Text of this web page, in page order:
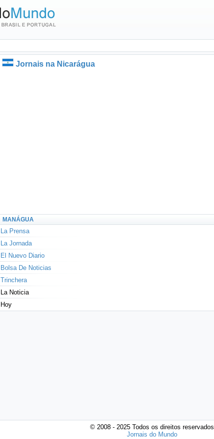
Jornais na Nicarágua
MANÁGUA
La Prensa
La Jornada
El Nuevo Diario
Bolsa De Noticias
Trinchera
La Noticia
Hoy
© 2008 - 2025 Todos os direitos reservados
Jornais do Mundo